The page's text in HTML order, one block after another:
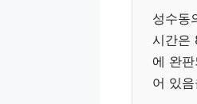
성수동
시간은
에 완
어 있